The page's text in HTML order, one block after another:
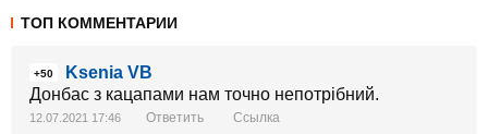
ТОП КОММЕНТАРИИ
+50
Ksenia VB
Донбас з кацапами нам точно непотрібний.
12.07.2021 17:46 Ответить Ссылка